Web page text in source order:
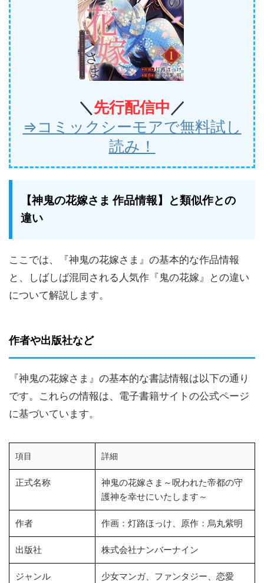
＼先行配信中／
⇒コミックシーモアで無料試し
読み！
【神鬼の花嫁さま 作品情報】と類似作との
違い
ここでは、『神鬼の花嫁さま』の基本的な作品情報
と、しばしば混同される人気作『鬼の花嫁』との違い
について解説します。
作者や出版社など
『神鬼の花嫁さま』の基本的な書誌情報は以下の通り
です。これらの情報は、電子書籍サイトの公式ページ
に基づいています。
項目 詳細
正式名称
神鬼の花嫁さま～呪われた帝都の守
護神を幸せにいたします～
作者 作画：灯路ほっけ、原作：烏丸紫明
出版社 株式会社ナンバーナイン
ジャンル 少女マンガ、ファンタジー、恋愛